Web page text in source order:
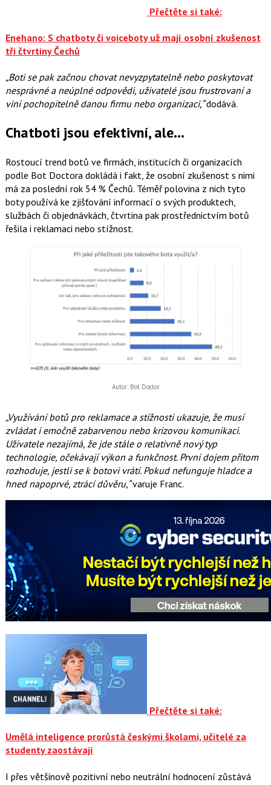
Přečtěte si také:
Enehano: S chatboty či voiceboty už mají osobní zkušenost
tři čtvrtiny Čechů
„Boti se pak začnou chovat nevyzpytatelně nebo poskytovat
nesprávné a neúplné odpovědi, uživatelé jsou frustrovaní a
viní pochopitelně danou firmu nebo organizaci,“dodává.
Chatboti jsou efektivní, ale…
Rostoucí trend botů ve firmách, institucích či organizacích
podle Bot Doctora dokládá i fakt, že osobní zkušenost s nimi
má za poslední rok 54 % Čechů. Téměř polovina z nich tyto
boty používá ke zjišťování informací o svých produktech,
službách či objednávkách, čtvrtina pak prostřednictvím botů
řešila i reklamaci nebo stížnost.
Autor: Bot Doctor
„Využívání botů pro reklamace a stížnosti ukazuje, že musí
zvládat i emočně zabarvenou nebo krizovou komunikaci.
Uživatele nezajímá, že jde stále o relativně nový typ
technologie, očekávají výkon a funkčnost. První dojem přitom
rozhoduje, jestli se k botovi vrátí. Pokud nefunguje hladce a
hned napoprvé, ztrácí důvěru,“varuje Franc.
Přečtěte si také:
Umělá inteligence prorůstá českými školami, učitelé za
studenty zaostávají
I přes většinově pozitivní nebo neutrální hodnocení zůstává